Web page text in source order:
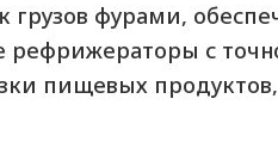
фурами,
рефрижераторы с
пищевых